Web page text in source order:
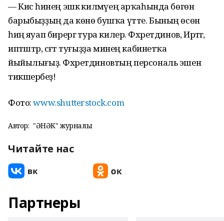
— Кисә һинең эшкә килмәүең арҡаһында бөгөн
барыбыҙҙың да көнө бушҡа үтте. Бының өсөн
һиңә яуап бирергә тура килер. Фәхретдинов, Иртәгә,
иптәштәр, сәғәт туғыҙҙа минең кабинетҡа
йыйылығыҙ. Фәхретдиновтың персональ эшен
тикшерәбеҙ!
Фото:www.shutterstock.com
Автор: "ҺӘНӘК" журналы
Читайте нас
Партнеры